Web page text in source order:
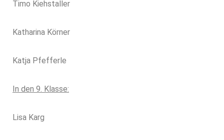
Timo Kiehstaller
Katharina Körner
Katja Pfefferle
In den 9. Klasse:
Lisa Karg